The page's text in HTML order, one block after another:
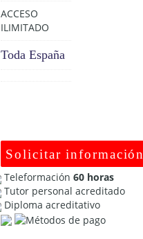
ACCESO
ILIMITADO
Toda España
Solicitar información
Teleformación 60 horas
Tutor personal acreditado
Diploma acreditativo